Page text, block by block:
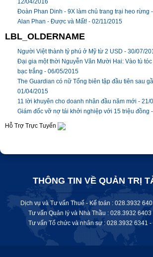
12/04/2016
Đoàn Phan Dinh - 9X làm chủ trang trại heo rừng -
Alan Phan - Được và Mất! - 02/11/2015
LBL_OLDERNAME
Người Việt thành tỷ phú ở Mỹ từ 2 USD - 30/07/
Đại gia một thời Nguyễn Văn Mười Hai: Vào tù
bạc trắng - 06/05/2015
The Guardian có nữ Tổng biên tập đầu tiên sau
01/04/2015
11 lời khuyên cho doanh nhân đầu năm mới - 21/
Giám đốc vỡ nợ tái khởi nghiệp với 15 triệu đồng -
Hỗ Trợ Trực Tuyến
THÔNG TIN VỀ QUẢN TRỊ
Dịch vụ và Tư vấn Thuế - Kế toán : 028.3932
Tư vấn Quản lý và Nhà Thầu : 028.3932
Tư vấn Tổ chức và nhân sự : 028.3932 6341 -